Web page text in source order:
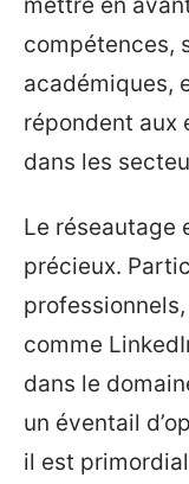
compétences,
académiques,
répondent aux
dans les
Le réseautage
précieux.
comme
dans le
un éventail
il est